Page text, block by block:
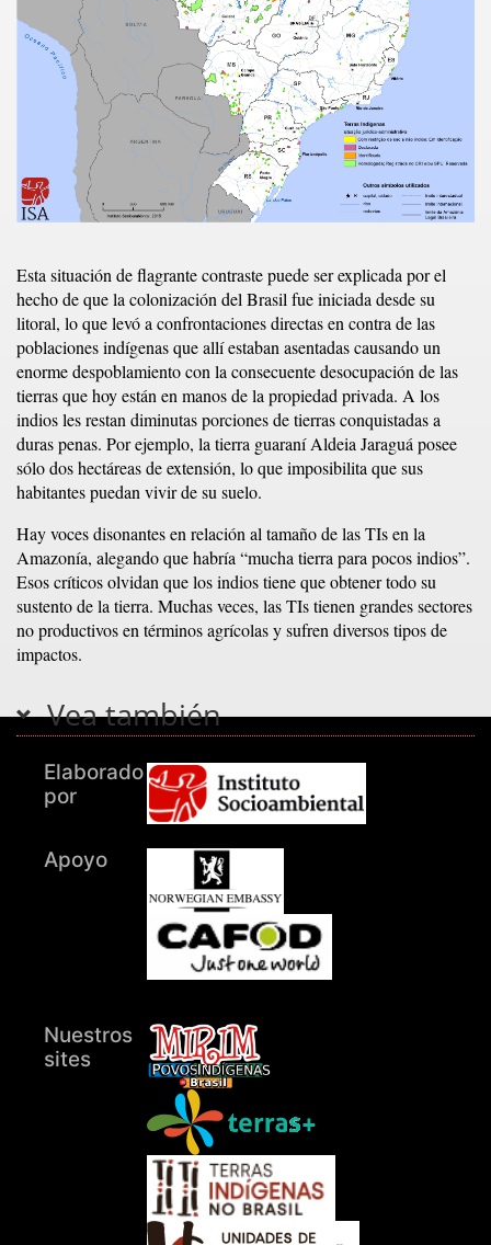
Esta situación de flagrante contraste puede ser explicada por el
hecho de que la colonización del Brasil fue iniciada desde su
litoral, lo que levó a confrontaciones directas en contra de las
poblaciones indígenas que allí estaban asentadas causando un
enorme despoblamiento con la consecuente desocupación de las
tierras que hoy están en manos de la propiedad privada. A los
indios les restan diminutas porciones de tierras conquistadas a
duras penas. Por ejemplo, la tierra guaraní Aldeia Jaraguá posee
sólo dos hectáreas de extensión, lo que imposibilita que sus
habitantes puedan vivir de su suelo.
Hay voces disonantes en relación al tamaño de las TIs en la
Amazonía, alegando que habría “mucha tierra para pocos indios”.
Esos críticos olvidan que los indios tiene que obtener todo su
sustento de la tierra. Muchas veces, las TIs tienen grandes sectores
no productivos en términos agrícolas y sufren diversos tipos de
impactos.
Vea también